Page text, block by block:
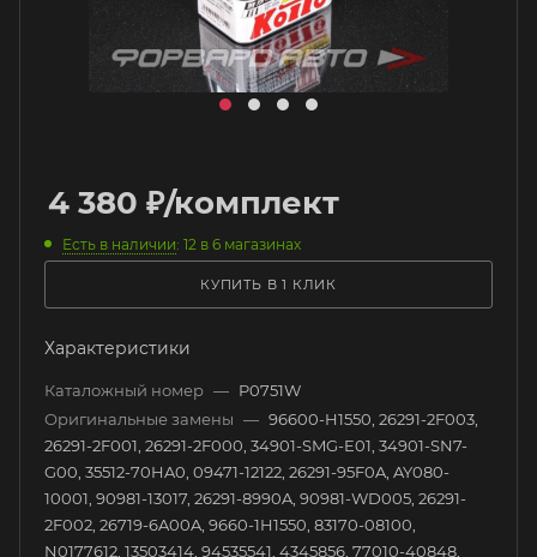
4 380 ₽/комплект
Есть в наличии: 12 в 6 магазинах
КУПИТЬ В 1 КЛИК
Характеристики
Каталожный номер — P0751W
Оригинальные замены — 96600-H1550, 26291-2F003,
26291-2F001, 26291-2F000, 34901-SMG-E01, 34901-SN7-
G00, 35512-70HA0, 09471-12122, 26291-95F0A, AY080-
10001, 90981-13017, 26291-8990A, 90981-WD005, 26291-
2F002, 26719-6A00A, 9660-1H1550, 83170-08100,
N0177612, 13503414, 94535541, 4345856, 77010-40848,